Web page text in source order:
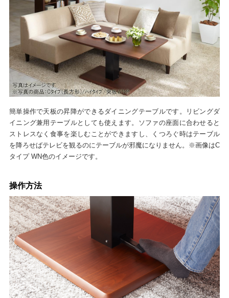
簡単操作で天板の昇降ができるダイニングテーブルです。リビングダ
イニング兼用テーブルとしても使えます。ソファの座面に合わせると
ストレスなく食事を楽しむことができますし、くつろぐ時はテーブル
を降ろせばテレビを観るのにテーブルが邪魔になりません。※画像はC
タイプ WN色のイメージです。
操作方法